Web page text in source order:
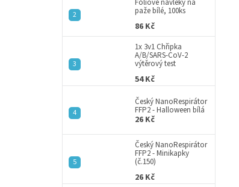
paže bílé, 100ks
86 Kč
1x 3v1 Chřipka
A/B/SARS-CoV-2
výtěrový test
54 Kč
Český NanoRespirátor
FFP2 - Halloween bílá
26 Kč
Český NanoRespirátor
FFP2 - Minikapky
(č.150)
26 Kč